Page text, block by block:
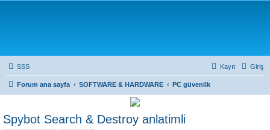
SSS Giriş
Kayıt
Forum ana sayfa SOFTWARE & HARDWARE PC güvenlik
Spybot Search & Destroy anlatimli